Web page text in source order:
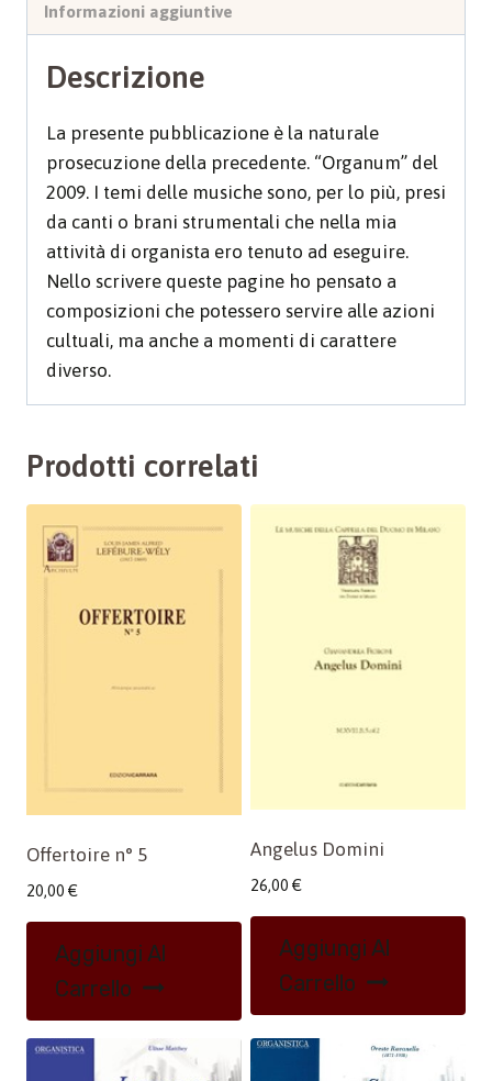
Informazioni aggiuntive
Descrizione
La presente pubblicazione è la naturale
prosecuzione della precedente. “Organum” del
2009. I temi delle musiche sono, per lo più, presi
da canti o brani strumentali che nella mia
attività di organista ero tenuto ad eseguire.
Nello scrivere queste pagine ho pensato a
composizioni che potessero servire alle azioni
cultuali, ma anche a momenti di carattere
diverso.
Prodotti correlati
Offertoire n° 5
20,00 €
Aggiungi Al
Carrello
Angelus Domini
26,00 €
Aggiungi Al
Carrello